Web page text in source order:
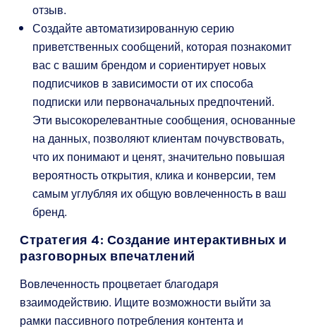
отзыв.
Создайте автоматизированную серию
приветственных сообщений, которая познакомит
вас с вашим брендом и сориентирует новых
подписчиков в зависимости от их способа
подписки или первоначальных предпочтений.
Эти высокорелевантные сообщения, основанные
на данных, позволяют клиентам почувствовать,
что их понимают и ценят, значительно повышая
вероятность открытия, клика и конверсии, тем
самым углубляя их общую вовлеченность в ваш
бренд.
Стратегия 4: Создание интерактивных и
разговорных впечатлений
Вовлеченность процветает благодаря
взаимодействию. Ищите возможности выйти за
рамки пассивного потребления контента и